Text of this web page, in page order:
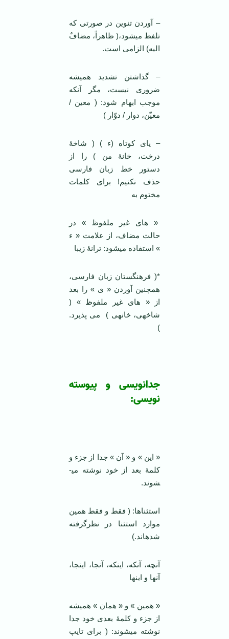
– آوردن تنوین در صورتی که
تلفظ می­شود،( ظاهراً، مضافٌ
الیه) الزامی است.
– گذاشتن تشدید همیشه
ضروری نیست، مگر آنکه
موجب ابهام شود: ( معین /
معیّن، دوار / دوّار )
– یای کوتاه (ء ) ( شاخۀ
درخت، خانۀ من ) را از
دستور خط زبان فارسی
حذف نکنیم! برای کلمات
مختوم به
« های غیر ملفوظ » در
حالت مضاف، از علامت « ء
» استفاده می­شود: ترانۀ زیبا
*( فرهنگستان زبان فارسی،
همچنین آوردن « ی » را بعد
از « های غیر ملفوظ » (
شاخه­ی، خانه­ی ) می پذیرد.
)
جدانویسی و پیوسته
نویسی:
« این » و « آن » جدا از جزء و
کلمۀ بعد از خود نوشته می­
شوند.
استثناها: ( فقط و فقط همین
موارد استثنا در نظرگرفته
شده­اند.)
آنچه، آنکه، اینکه، آنجا، اینجا،
آنها و اینها
« همین » و « همان » همیشه
از جزء و کلمۀ بعدی خود جدا
نوشته می­شوند: ( برای تایپ